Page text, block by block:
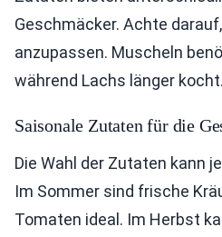
Geschmäcker. Achte
anzupassen. Muscheln
während Lachs länger kocht.
Saisonale Zutaten für die
Die Wahl der Zutaten kann
Im Sommer sind frische
Tomaten ideal. Im Herbst